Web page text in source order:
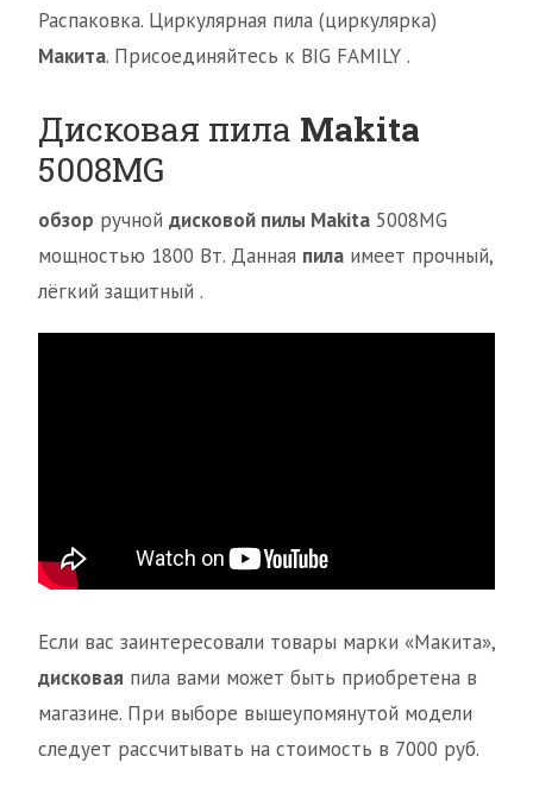
Распаковка. Циркулярная пила (циркулярка)
Макита. Присоединяйтесь к BIG FAMILY .
Дисковая пила Makita
5008MG
обзор ручной дисковой пилы Makita 5008MG
мощностью 1800 Вт. Данная пила имеет прочный,
лёгкий защитный .
Если вас заинтересовали товары марки «Макита»,
дисковая пила вами может быть приобретена в
магазине. При выборе вышеупомянутой модели
следует рассчитывать на стоимость в 7000 руб.